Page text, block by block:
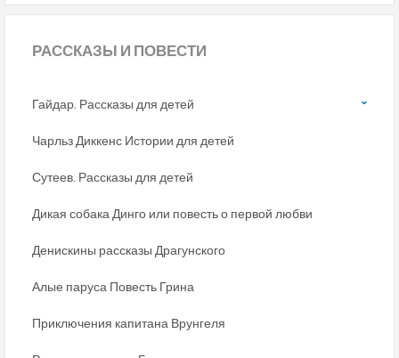
РАССКАЗЫ И ПОВЕСТИ
Гайдар. Рассказы для детей
Чарльз Диккенс Истории для детей
Сутеев. Рассказы для детей
Дикая собака Динго или повесть о первой любви
Денискины рассказы Драгунского
Алые паруса Повесть Грина
Приключения капитана Врунгеля